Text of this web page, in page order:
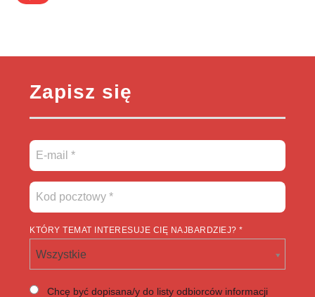
Zapisz się
KTÓRY TEMAT INTERESUJE CIĘ NAJBARDZIEJ? *
Wszystkie
Chcę być dopisana/y do listy odbiorców informacji